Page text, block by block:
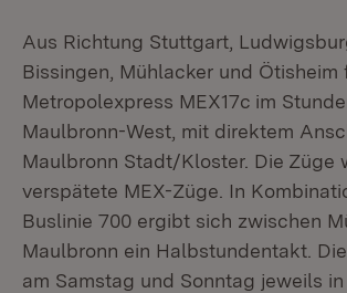
Aus Richtung Stuttgart,
Bissingen, Mühlacker und Ötisheim
Metropolexpress MEX17c im
Maulbronn-West, mit direktem
Maulbronn Stadt/Kloster. Die Züge
verspätete MEX-Züge. In
Buslinie 700 ergibt sich zwischen
Maulbronn ein Halbstundentakt.
am Samstag und Sonntag jeweils